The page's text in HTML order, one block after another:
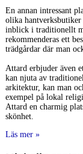
En annan intressant
olika
inblick i traditionellt
rekommenderas ett
trädgårdar där man
Attard erbjuder även
kan njuta av
arkitektur, kan man
exempel på lokal
Attard en charmig
skönhet.
Läs mer »